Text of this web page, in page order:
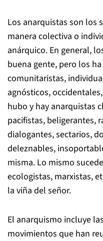
Los anarquistas son los
manera colectiva o
anárquico. En general,
buena gente, pero los
comunitaristas,
agnósticos,
hubo y hay anarquistas
pacifistas, beligerantes,
dialogantes, sectarios,
deleznables,
misma. Lo mismo
ecologistas, marxistas,
la viña del señor.
El anarquismo incluye
movimientos que han